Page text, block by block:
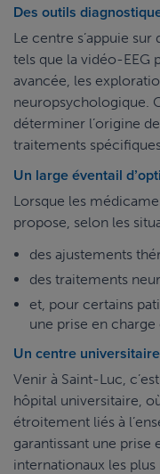
Des outils
Le centre s’appuie
tels que la vidéo-EEG
avancée, les
neuropsychologique.
déterminer l’origine
traitements
Un large éventail
Lorsque les
propose, selon les
des ajustements
des traitements
et, pour certains
une prise en charge
Un centre
Venir à Saint-Luc,
hôpital universitaire,
étroitement liés à
garantissant une prise
internationaux les plus